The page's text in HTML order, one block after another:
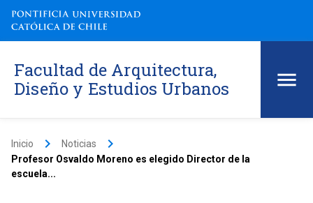
Facultad de Arquitectura,
Diseño y Estudios Urbanos
Inicio keyboard_arrow_right Noticias keyboard_arrow_right
Profesor Osvaldo Moreno es elegido Director de la
escuela...